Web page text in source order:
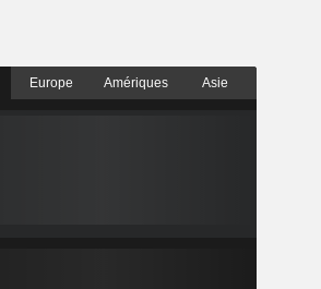
Europe Amériques Asie